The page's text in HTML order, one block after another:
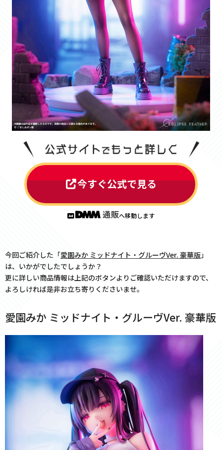
今すぐ公式で見る
へ移動します
今回ご紹介した「愛園みか ミッドナイト・グルーヴVer. 豪華版」
は、いかがでしたでしょうか？
更に詳しい商品情報は上記のボタンよりご確認いただけますので、
よろしければ是非お立ち寄りくださいませ。
愛園みか ミッドナイト・グルーヴVer. 豪華版